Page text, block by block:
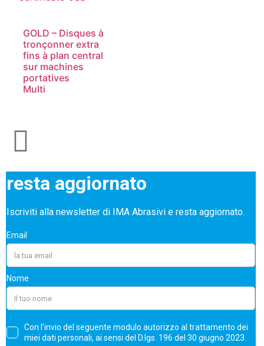
GOLD – Disques à
tronçonner extra
fins à plan central
sur machines
portatives
Multi